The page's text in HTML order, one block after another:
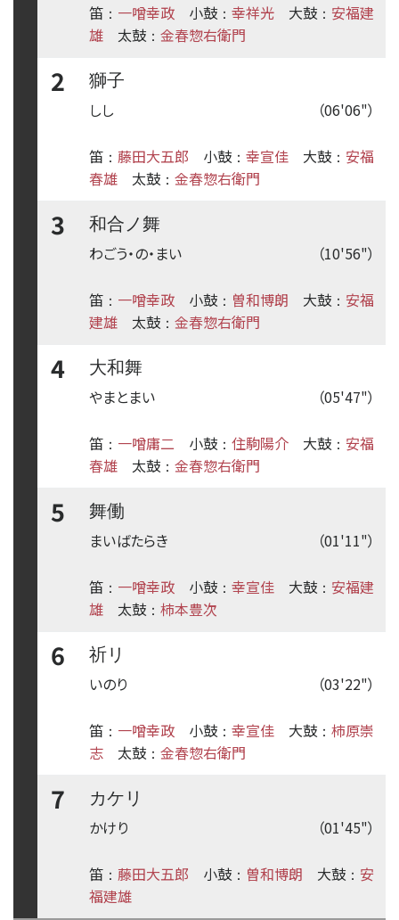
笛 ： 一噌幸政 小鼓 ： 幸祥光 大鼓 ： 安福建
雄
太鼓 ： 金春惣右衛門
2
獅子
（06'06"）
しし
笛 ： 藤田大五郎 小鼓 ： 幸宣佳 大鼓 ： 安福
春雄
太鼓 ： 金春惣右衛門
3
和合ノ舞
（10'56"）
わごう・の・まい
笛 ： 一噌幸政 小鼓 ： 曽和博朗 大鼓 ： 安福
建雄
太鼓 ： 金春惣右衛門
4
大和舞
（05'47"）
やまとまい
笛 ： 一噌庸二 小鼓 ： 住駒陽介 大鼓 ： 安福
春雄
太鼓 ： 金春惣右衛門
5
舞働
（01'11"）
まいばたらき
笛 ： 一噌幸政 小鼓 ： 幸宣佳 大鼓 ： 安福建
雄
太鼓 ： 柿本豊次
6
祈リ
（03'22"）
いのり
笛 ： 一噌幸政 小鼓 ： 幸宣佳 大鼓 ： 柿原崇
志
太鼓 ： 金春惣右衛門
7
カケリ
（01'45"）
かけり
笛 ： 藤田大五郎 小鼓 ： 曽和博朗 大鼓 ： 安
福建雄